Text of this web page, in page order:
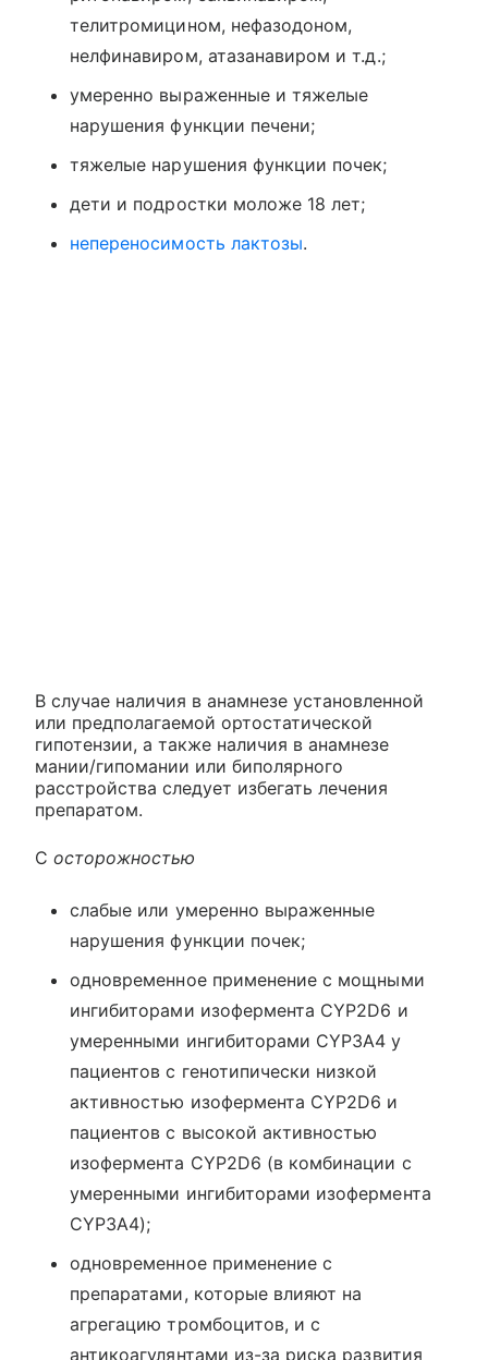
телитромицином, нефазодоном,
нелфинавиром, атазанавиром и т.д.;
умеренно выраженные и тяжелые
нарушения функции печени;
тяжелые нарушения функции почек;
дети и подростки моложе 18 лет;
непереносимость лактозы.
В случае наличия в анамнезе установленной
или предполагаемой ортостатической
гипотензии, а также наличия в анамнезе
мании/гипомании или биполярного
расстройства следует избегать лечения
препаратом.
С осторожностью
слабые или умеренно выраженные
нарушения функции почек;
одновременное применение с мощными
ингибиторами изофермента CYP2D6 и
умеренными ингибиторами CYP3A4 у
пациентов с генотипически низкой
активностью изофермента CYP2D6 и
пациентов с высокой активностью
изофермента CYP2D6 (в комбинации с
умеренными ингибиторами изофермента
CYP3A4);
одновременное применение с
препаратами, которые влияют на
агрегацию тромбоцитов, и с
антикоагулянтами из-за риска развития